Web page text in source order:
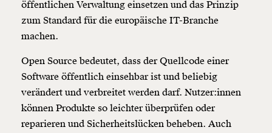
öffentlichen Verwaltung einsetzen und das Prinzip
zum Standard für die europäische IT-Branche
machen.
Open Source bedeutet, dass der Quellcode einer
Software öffentlich einsehbar ist und beliebig
verändert und verbreitet werden darf. Nutzer:innen
können Produkte so leichter überprüfen oder
reparieren und Sicherheitslücken beheben. Auch